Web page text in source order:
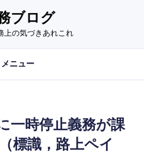
ブログ
上の気づきあれこれ
メニュー
一時停止義務が課
標識，路上ペイ